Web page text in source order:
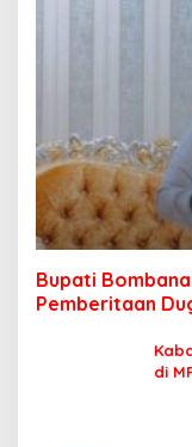
Bupati
Pemberitaan
di